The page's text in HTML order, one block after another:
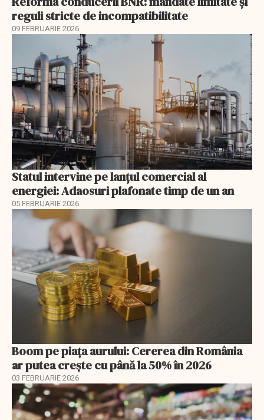
reguli stricte de incompatibilitate
09 FEBRUARIE 2026
Statul intervine pe lanțul comercial al
energiei: Adaosuri plafonate timp de un an
05 FEBRUARIE 2026
Boom pe piața aurului: Cererea din România
ar putea crește cu până la 50% în 2026
03 FEBRUARIE 2026